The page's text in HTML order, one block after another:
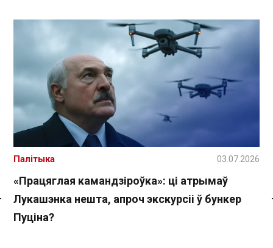
Спасылка без VPN
«Працяглая камандзіроўка»: ці атрымаў
Лукашэнка нешта, апроч экскурсіі ў бункер
Пуціна?
Палітыка 03.07.2026